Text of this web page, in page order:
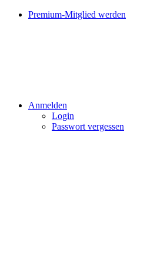
Premium-Mitglied werden
Anmelden
Login
Passwort vergessen